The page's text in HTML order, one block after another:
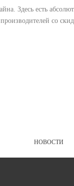
Здесь есть
со
НОВОСТИ